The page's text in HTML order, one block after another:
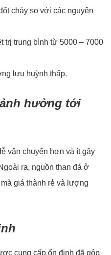
cháy so với các nguyên
trị trung bình từ 5000 – 7000
lưu huỳnh thấp.
hưởng tới
vận chuyển hơn và ít gây
ra, nguồn than đá ở
giá thành rẻ và lượng
cung cấp ổn định đã góp